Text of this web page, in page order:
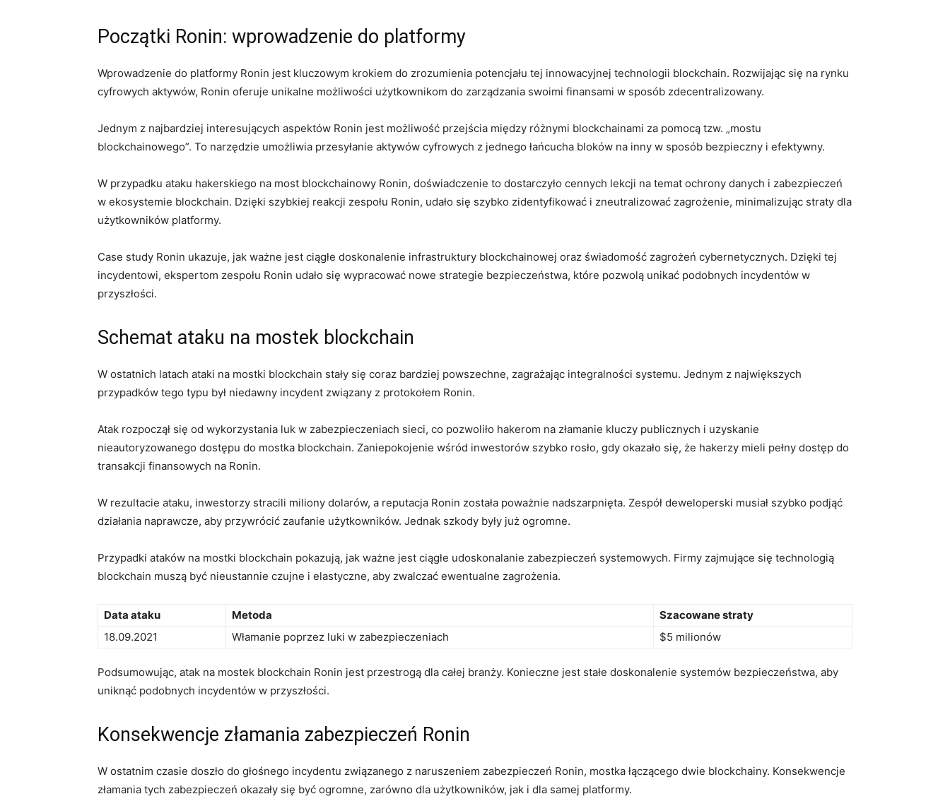
Początki ‍Ronin: wprowadzenie do platformy
Wprowadzenie do ⁣platformy ⁣Ronin jest‌ kluczowym krokiem do zrozumienia​ potencjału ⁣tej⁤ innowacyjnej technologii blockchain. ​Rozwijając się ⁤na rynku
cyfrowych aktywów, Ronin oferuje‌ unikalne możliwości użytkownikom ​do zarządzania⁢ swoimi ‍finansami w sposób zdecentralizowany.
Jednym z⁣ najbardziej interesujących aspektów Ronin jest możliwość przejścia między różnymi blockchainami za pomocą tzw. „mostu‌
blockchainowego”. ⁤To narzędzie umożliwia przesyłanie aktywów cyfrowych z jednego łańcucha ‌bloków na inny w sposób bezpieczny ⁤i ⁣efektywny.
W przypadku ataku hakerskiego na⁣ most blockchainowy Ronin, doświadczenie to dostarczyło cennych​ lekcji na temat ochrony danych⁣ i ⁢zabezpieczeń
w ‍ekosystemie blockchain. Dzięki szybkiej reakcji zespołu Ronin, udało się szybko zidentyfikować i zneutralizować zagrożenie, minimalizując straty dla
użytkowników platformy.
Case study Ronin ukazuje, jak ważne jest ciągłe doskonalenie infrastruktury blockchainowej oraz świadomość ⁤zagrożeń ‌cybernetycznych. Dzięki tej
incydentowi, ekspertom zespołu Ronin udało się wypracować nowe ⁣strategie bezpieczeństwa, które pozwolą unikać podobnych incydentów w
przyszłości.
Schemat ataku na mostek blockchain
W ostatnich latach ataki⁢ na ​mostki blockchain stały się coraz bardziej powszechne,⁤ zagrażając integralności systemu. Jednym z największych
przypadków tego typu był niedawny incydent związany ⁤z protokołem Ronin.
Atak rozpoczął się od ​wykorzystania luk w zabezpieczeniach⁣ sieci, co ⁢pozwoliło ​hakerom na złamanie ⁣kluczy publicznych i uzyskanie
nieautoryzowanego⁢ dostępu do mostka blockchain. Zaniepokojenie wśród inwestorów szybko rosło, gdy okazało ⁣się, że hakerzy mieli pełny ⁤dostęp do
transakcji finansowych na Ronin.
W rezultacie ataku, inwestorzy stracili miliony dolarów, a reputacja Ronin​ została poważnie⁢ nadszarpnięta. Zespół deweloperski musiał szybko podjąć⁣
działania naprawcze, aby przywrócić zaufanie użytkowników. Jednak ⁣szkody były już ogromne.
Przypadki‌ ataków ‍na mostki blockchain pokazują, jak ważne jest ciągłe⁤ udoskonalanie zabezpieczeń systemowych. ‍Firmy zajmujące się technologią
blockchain muszą być nieustannie czujne i elastyczne,‌ aby⁤ zwalczać ewentualne zagrożenia.
Data ataku Metoda
Szacowane straty
18.09.2021
Włamanie ⁣poprzez luki w zabezpieczeniach $5 milionów
Podsumowując,‌ atak na mostek ⁣blockchain Ronin jest przestrogą dla całej branży. Konieczne jest stałe doskonalenie systemów bezpieczeństwa, aby
⁢uniknąć ‍podobnych incydentów ​w przyszłości.
Konsekwencje‍ złamania zabezpieczeń Ronin
W ostatnim czasie doszło ‌do głośnego ​incydentu związanego z naruszeniem zabezpieczeń Ronin, mostka łączącego dwie blockchainy. Konsekwencje
złamania tych zabezpieczeń okazały się być ogromne, zarówno dla użytkowników, jak i dla samej platformy.